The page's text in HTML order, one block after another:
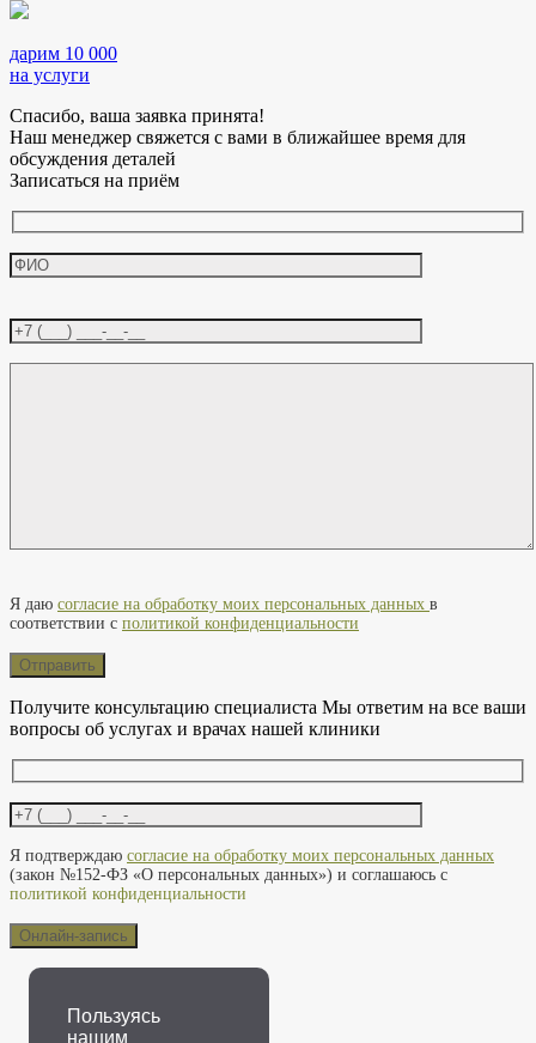
дарим 10 000
на услуги
Спасибо, ваша заявка принята!
Наш менеджер свяжется с вами в ближайшее время для
обсуждения деталей
Записаться на приём
Я даю согласие на обработку моих персональных данных в
соответствии с политикой конфиденциальности
Получите консультацию специалиста Мы ответим на все ваши
вопросы об услугах и врачах нашей клиники
Я подтверждаю согласие на обработку моих персональных данных
(закон №152-ФЗ «О персональных данных») и соглашаюсь с
политикой конфиденциальности
Пользуясь
нашим